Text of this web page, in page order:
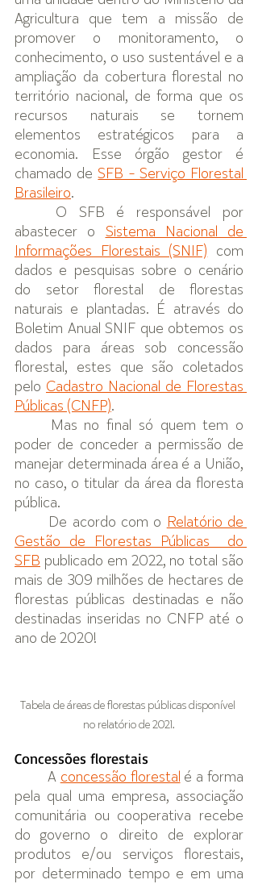
Agricultura que tem a missão de
promover o monitoramento, o
conhecimento, o uso sustentável e a
ampliação da cobertura florestal no
território nacional, de forma que os
recursos naturais se tornem
elementos estratégicos para a
economia. Esse órgão gestor é
chamado de SFB - Serviço Florestal
Brasileiro.
O SFB é responsável por
abastecer o Sistema Nacional de
Informações Florestais (SNIF) com
dados e pesquisas sobre o cenário
do setor florestal de florestas
naturais e plantadas. É através do
Boletim Anual SNIF que obtemos os
dados para áreas sob concessão
florestal, estes que são coletados
pelo Cadastro Nacional de Florestas
Públicas (CNFP).
Mas no final só quem tem o
poder de conceder a permissão de
manejar determinada área é a União,
no caso, o titular da área da floresta
pública.
De acordo com o
Relatório de
Gestão de Florestas Públicas  do
SFB publicado em 2022, no total são
mais de 309 milhões de hectares de
florestas públicas destinadas e não
destinadas inseridas no CNFP até o
ano de 2020!
Tabela de áreas de florestas públicas disponível
no relatório de 2021.
Concessões florestais
A concessão florestal é a forma
pela qual uma empresa, associação
comunitária ou cooperativa recebe
do governo o direito de explorar
produtos e/ou serviços florestais,
por determinado tempo e em uma